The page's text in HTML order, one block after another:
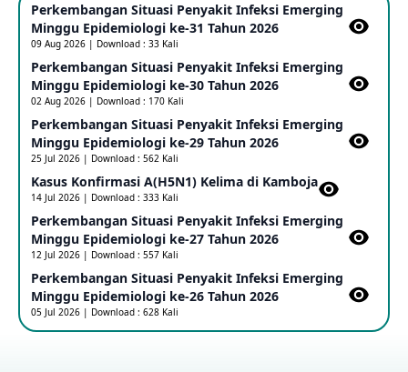
25 May 2026
Update Informasi PHEIC Penyakit Ebola
23 May 2026
Penetapan Outbreak Penyakit Ebola di RD Kongo dan
Uganda Sebagai PHEIC
17 May 2026
Outbreak Penyakti Ebola di RD Kongo
16 May 2026
Kasus Konfirmasi A(H5NN6) di Cina
Perkembangan Situasi Penyakit Infeksi Emerging
Minggu Epidemiologi ke-31 Tahun 2026
09 Aug 2026 | Download : 33 Kali
Perkembangan Situasi Penyakit Infeksi Emerging
Minggu Epidemiologi ke-30 Tahun 2026
02 Aug 2026 | Download : 170 Kali
Perkembangan Situasi Penyakit Infeksi Emerging
Minggu Epidemiologi ke-29 Tahun 2026
25 Jul 2026 | Download : 562 Kali
Kasus Konfirmasi A(H5N1) Kelima di Kamboja​
14 Jul 2026 | Download : 333 Kali
Perkembangan Situasi Penyakit Infeksi Emerging
Minggu Epidemiologi ke-27 Tahun 2026
12 Jul 2026 | Download : 557 Kali
Perkembangan Situasi Penyakit Infeksi Emerging
Minggu Epidemiologi ke-26 Tahun 2026
05 Jul 2026 | Download : 628 Kali